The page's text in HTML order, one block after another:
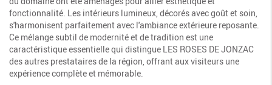
fonctionnalité. Les intérieurs lumineux, décorés avec goût et soin,
s'harmonisent parfaitement avec l'ambiance extérieure reposante.
Ce mélange subtil de modernité et de tradition est une
caractéristique essentielle qui distingue LES ROSES DE JONZAC
des autres prestataires de la région, offrant aux visiteurs une
expérience complète et mémorable.